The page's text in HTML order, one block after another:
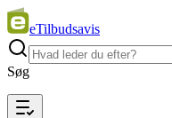
eTilbudsavis
Søg